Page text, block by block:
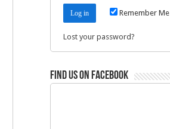
Remember Me
Lost your password?
Find us on Facebook